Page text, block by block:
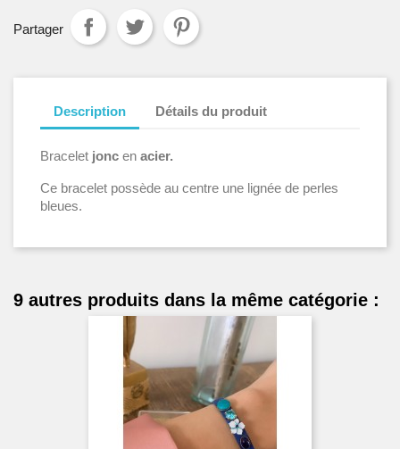
Partager
Description Détails du produit
Bracelet jonc en acier.
Ce bracelet possède au centre une lignée de perles
bleues.
9 autres produits dans la même catégorie :